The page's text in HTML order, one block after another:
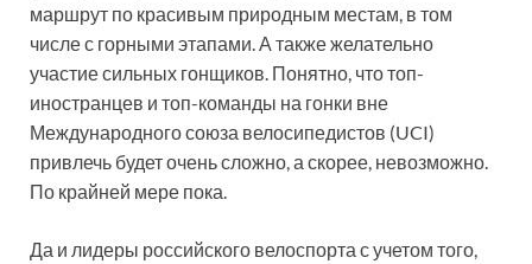
маршрут по красивым природным местам, в том
числе с горными этапами. А также желательно
участие сильных гонщиков. Понятно, что топ-
иностранцев и топ-команды на гонки вне
Международного союза велосипедистов (UCI)
привлечь будет очень сложно, а скорее, невозможно.
По крайней мере пока.
Да и лидеры российского велоспорта с учетом того,